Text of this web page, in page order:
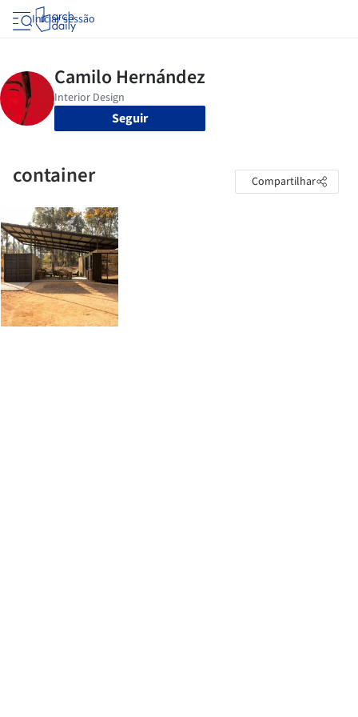
Iniciar sessão
Seguir
container Compartilhar